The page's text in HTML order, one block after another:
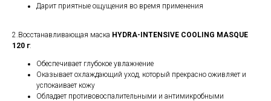
Дарит приятные ощущения во время применения
2.Восстанавливающая маска HYDRA-INTENSIVE COOLING MASQUE
120 г:
Обеспечивает глубокое увлажнение
Оказывает охлаждающий уход, который прекрасно оживляет и
успокаивает кожу
Обладает противовоспалительными и антимикробными